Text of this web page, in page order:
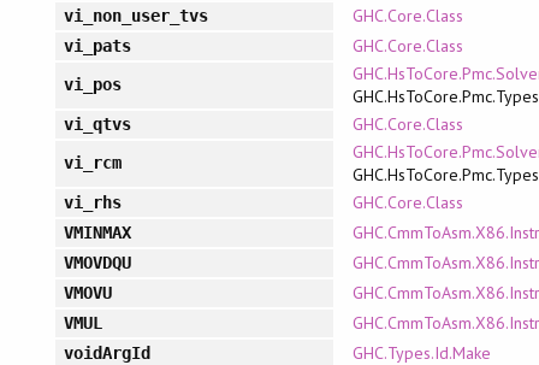
vi_non_user_tvs GHC.Core.Class
vi_pats GHC.Core.Class
vi_pos
GHC.HsToCore.Pmc.Types
vi_qtvs GHC.Core.Class
vi_rcm
GHC.HsToCore.Pmc.Types
vi_rhs GHC.Core.Class
VMINMAX
VMOVDQU
VMOVU
VMUL
voidArgId GHC.Types.Id.Make